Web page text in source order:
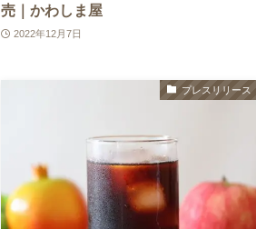
売｜かわしま屋
2022年12月7日
プレスリリース